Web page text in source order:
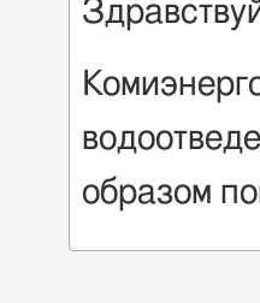
образом